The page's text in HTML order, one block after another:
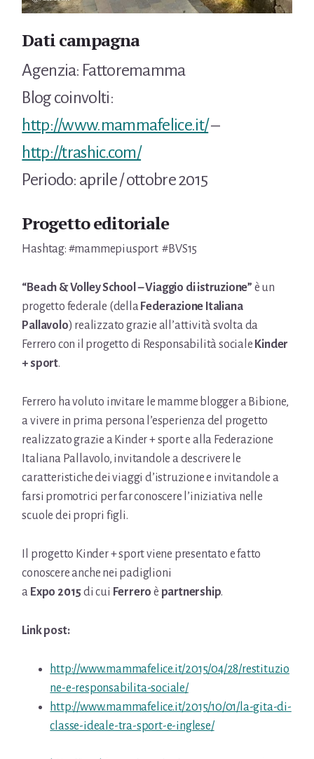
Dati campagna
Agenzia: Fattoremamma
Blog coinvolti:
http://www.mammafelice.it/–
http://trashic.com/
Periodo: aprile / ottobre 2015
Progetto editoriale
Hashtag: #mammepiusport #BVS15
“Beach & Volley School – Viaggio di istruzione” è un
progetto federale (della Federazione Italiana
Pallavolo) realizzato grazie all’attività svolta da
Ferrero con il progetto di Responsabilità sociale Kinder
+ sport.
Ferrero ha voluto invitare le mamme blogger a Bibione,
a vivere in prima persona l’esperienza del progetto
realizzato grazie a Kinder + sport e alla Federazione
Italiana Pallavolo, invitandole a descrivere le
caratteristiche dei viaggi d’istruzione e invitandole a
farsi promotrici per far conoscere l’iniziativa nelle
scuole dei propri figli.
Il progetto Kinder + sport viene presentato e fatto
conoscere anche nei padiglioni
a Expo 2015 di cui Ferrero è partnership.
Link post:
http://www.mammafelice.it/2015/04/28/restituzio
ne-e-responsabilita-sociale/
http://www.mammafelice.it/2015/10/01/la-gita-di-
classe-ideale-tra-sport-e-inglese/